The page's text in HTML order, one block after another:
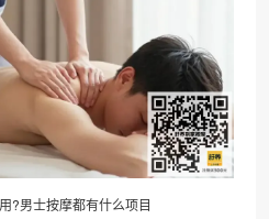
?男士按摩都有什么项目